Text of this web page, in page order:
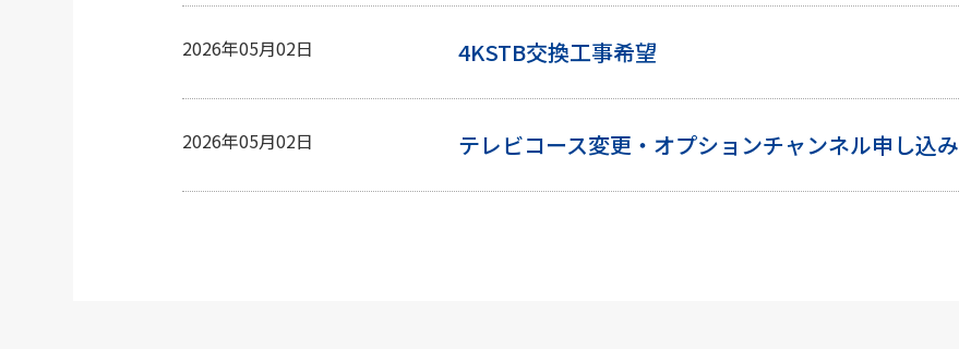
2026年05月02日 4KSTB交換工事希望
2026年05月02日 テレビコース変更・オプションチャンネル申し込み